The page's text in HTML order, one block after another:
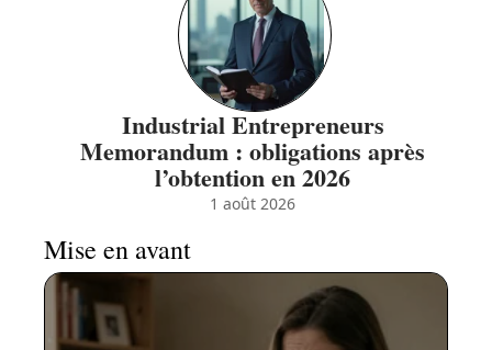
Industrial Entrepreneurs
Memorandum : obligations après
l’obtention en 2026
1 août 2026
Mise en avant